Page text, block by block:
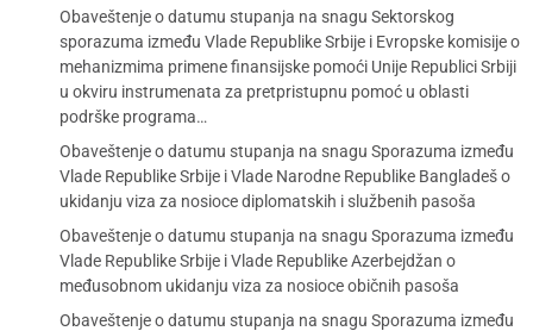
Obaveštenje o datumu stupanja na snagu Sektorskog
sporazuma između Vlade Republike Srbije i Evropske komisije o
mehanizmima primene finansijske pomoći Unije Republici Srbiji
u okviru instrumenata za pretpristupnu pomoć u oblasti
podrške programa…
Obaveštenje o datumu stupanja na snagu Sporazuma između
Vlade Republike Srbije i Vlade Narodne Republike Bangladeš o
ukidanju viza za nosioce diplomatskih i službenih pasoša
Obaveštenje o datumu stupanja na snagu Sporazuma između
Vlade Republike Srbije i Vlade Republike Azerbejdžan o
međusobnom ukidanju viza za nosioce običnih pasoša
Obaveštenje o datumu stupanja na snagu Sporazuma između